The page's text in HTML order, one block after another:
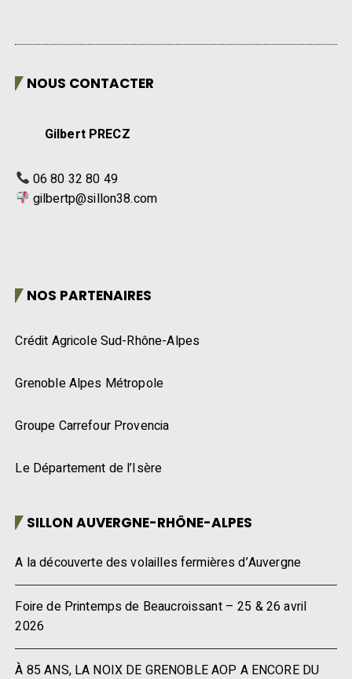
NOUS CONTACTER
Gilbert PRECZ
06 80 32 80 49
gilbertp@sillon38.com
NOS PARTENAIRES
Crédit Agricole Sud-Rhône-Alpes
Grenoble Alpes Métropole
Groupe Carrefour Provencia
Le Département de l’Isère
SILLON AUVERGNE-RHÔNE-ALPES
A la découverte des volailles fermières d’Auvergne
Foire de Printemps de Beaucroissant – 25 & 26 avril
2026
À 85 ANS, LA NOIX DE GRENOBLE AOP A ENCORE DU